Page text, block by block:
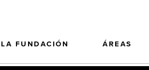
LA FUNDACIÓN ÁREAS